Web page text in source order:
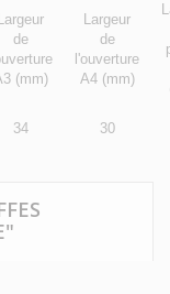
Largeur
de
(mm)
Largeur
de
l'ouverture
A4 (mm)
34 30